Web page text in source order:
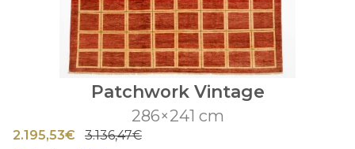
Patchwork Vintage
286×241 cm
2.195,53€
3.136,47€